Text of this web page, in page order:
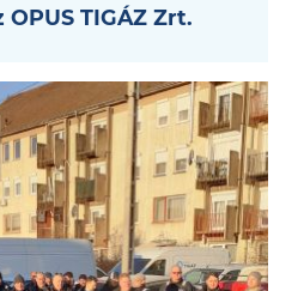
OPUS TIGÁZ Zrt.